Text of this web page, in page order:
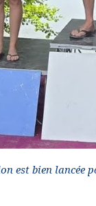
est bien lancée